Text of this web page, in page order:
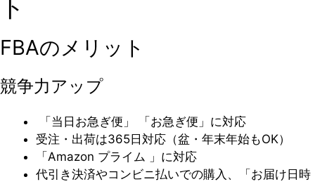
ト
FBAのメリット
競争力アップ
「当日お急ぎ便」 「お急ぎ便」に対応
受注・出荷は365日対応（盆・年末年始もOK）
「Amazon プライム 」に対応
代引き決済やコンビニ払いでの購入、「お届け日時